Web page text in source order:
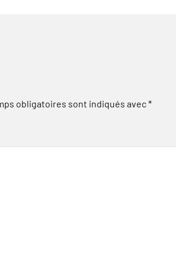
obligatoires sont indiqués avec*